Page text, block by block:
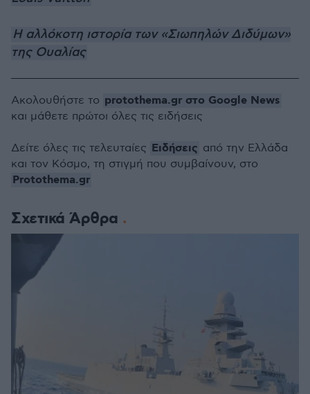
H αλλόκοτη ιστορία των «Σιωπηλών Διδύμων»
της Ουαλίας
Σχετικά Άρθρα
Ακολουθήστε το protothema.gr στο Google News
και μάθετε πρώτοι όλες τις ειδήσεις
Δείτε όλες τις τελευταίες Ειδήσεις από την Ελλάδα
και τον Κόσμο, τη στιγμή που συμβαίνουν, στο
Protothema.gr